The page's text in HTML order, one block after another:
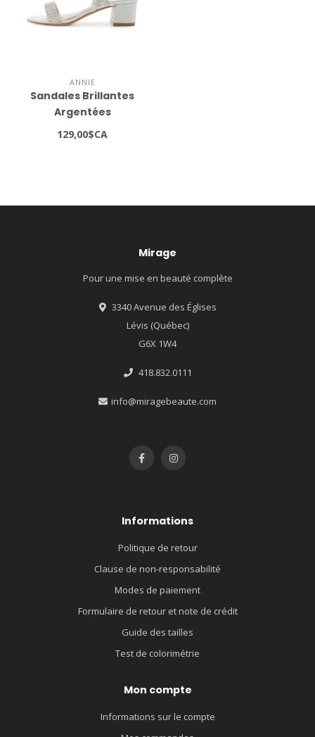
ANNIE
Sandales Brillantes
Argentées
129,00$CA
Mirage
Pour une mise en beauté complète
3340 Avenue des Églises
Lévis (Québec)
G6X 1W4
418.832.0111
info@miragebeaute.com
Informations
Politique de retour
Clause de non-responsabilité
Modes de paiement
Formulaire de retour et note de crédit
Guide des tailles
Test de colorimétrie
Mon compte
Informations sur le compte